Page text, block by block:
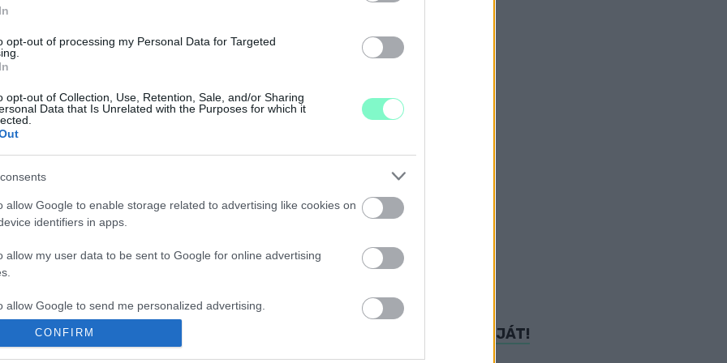
opt-out of processing my Personal Data for Targeted
opt-out of Collection, Use, Retention, Sale, and/or Sharing
Data that Is Unrelated with the Purposes for which it
allow Google to enable storage related to advertising like cookies on
identifiers in apps.
allow my user data to be sent to Google for online advertising
allow Google to send me personalized advertising.
allow Google to enable storage related to analytics like cookies on
CONFIRM
SÁTORY KÁROLY TÖRÖLTE FACEBOOK-OLDALÁT
A SZOMBATHELYI POLITIKAI ÉLETBŐL!
az, hogy szombathelyiek testi épségét kockáztatják.
SZOMBATHELYEN
ELUTASÍTJUK A GYŰLÖLETKELTÉS BÁRMELY FORMÁJÁT!